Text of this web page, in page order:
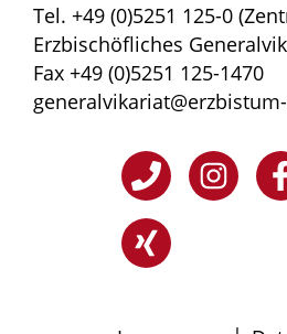
Tel. +49 (0)5251 125-0
Erzbischöfliches
Fax +49 (0)5251 125-1470